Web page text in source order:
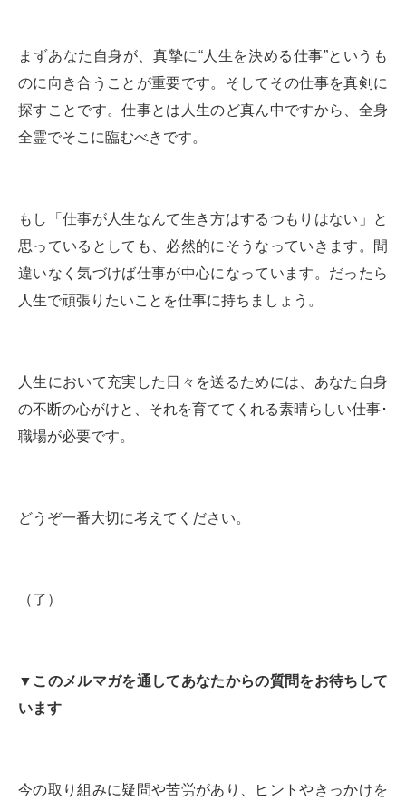
まずあなた自身が、真摯に“人生を決める仕事”というも
のに向き合うことが重要です。そしてその仕事を真剣に
探すことです。仕事とは人生のど真ん中ですから、全身
全霊でそこに臨むべきです。
もし「仕事が人生なんて生き方はするつもりはない」と
思っているとしても、必然的にそうなっていきます。間
違いなく気づけば仕事が中心になっています。だったら
人生で頑張りたいことを仕事に持ちましょう。
人生において充実した日々を送るためには、あなた自身
の不断の心がけと、それを育ててくれる素晴らしい仕事･
職場が必要です。
どうぞ一番大切に考えてください。
（了）
▼ このメルマガを通してあなたからの質問をお待ちして
います
今の取り組みに疑問や苦労があり、ヒントやきっかけを